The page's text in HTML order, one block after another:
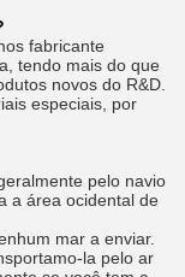
fabricante
tendo mais do que
novos do R&D.
especiais, por
pelo navio
a área ocidental de
mar a enviar.
la pelo ar